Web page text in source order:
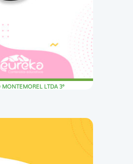
MONTEMOREL LTDA 3°